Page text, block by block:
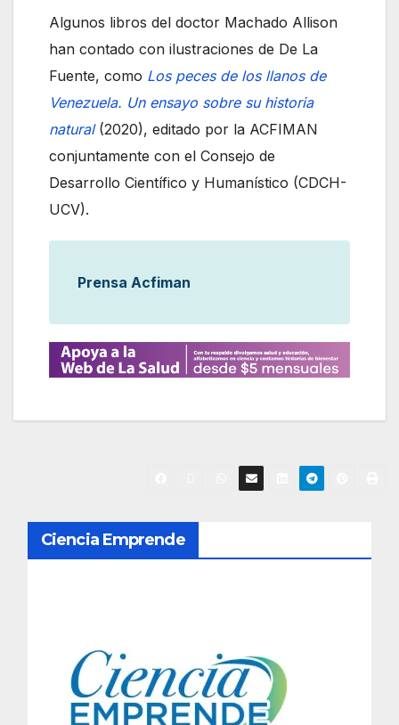
Algunos libros del doctor Machado Allison
han contado con ilustraciones de De La
Fuente, como Los peces de los llanos de
Venezuela. Un ensayo sobre su historia
natural(2020), editado por la ACFIMAN
conjuntamente con el Consejo de
Desarrollo Científico y Humanístico (CDCH-
UCV).
Prensa Acfiman
N
a
Ciencia Emprende